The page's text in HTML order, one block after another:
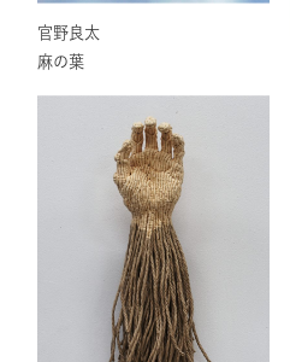
官野良太
麻の葉